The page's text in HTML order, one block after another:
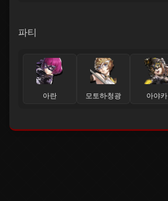
파티
아란 모토하·청광 아야카